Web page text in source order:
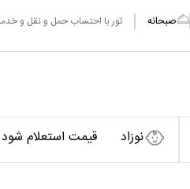
صبحانه تور با احتساب حمل و نقل و
نوزاد قیمت استعلام شود